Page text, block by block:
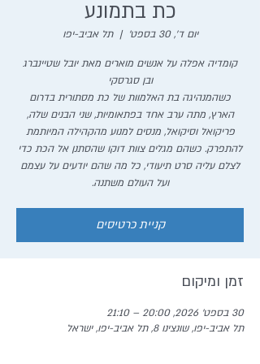
כת בתמונע
יום ד׳, 30 בספט׳
  |
תל אביב-יפו
קומדיה אפלה על אנשים מוארים מאת יובל שטיינברג
כשהמנהיגה בת האלמוות של כת מסתורית בדרום
הארץ, מתה ערב אחד בפתאומיות, שני הבנים שלה,
פריקואל וסיקואל, מנסים למנוע מהקהילה המיותמת
להתפרק. כשהם מגלים צוות דוקו שהסתנן אל הכת כדי
לצלם עליה סרט תיעודי, כל מה שהם יודעים על עצמם
ועל העולם משתנה.
קניית כרטיסים
זמן ומיקום
30 בספט׳ 2026, 20:00 – 21:10
תל אביב-יפו, שונצינו 8, תל אביב-יפו, ישראל